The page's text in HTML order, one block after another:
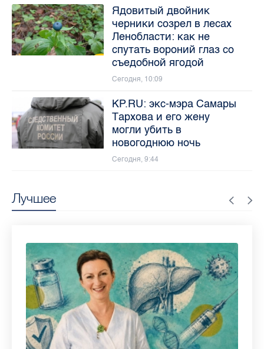
Лучшее
Ядовитый двойник
черники созрел в лесах
Ленобласти: как не
спутать вороний глаз со
съедобной ягодой
Сегодня, 10:09
KP.RU: экс-мэра Самары
Тархова и его жену
могли убить в
новогоднюю ночь
Сегодня, 9:44